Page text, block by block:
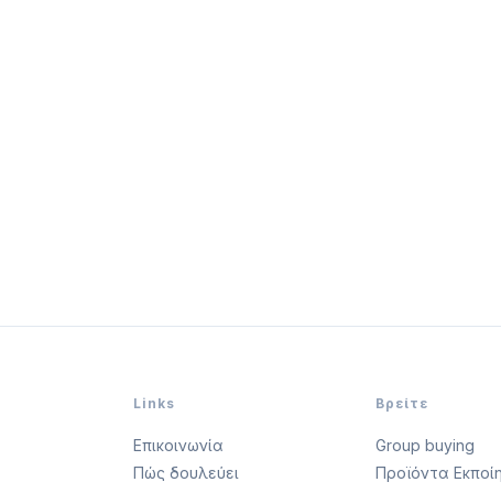
Links
Επικοινωνία
Πώς δουλεύει
Βρείτε
Group buying
Προϊόντα